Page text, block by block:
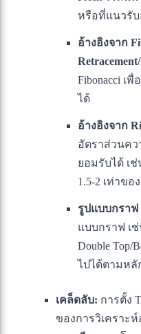
หรือที่แนวรับ
อ้างอิงจาก
Fibonacci เ
ได้
อ้างอิงจาก
อัตราส่วนค
ยอมรับได้ เ
1.5-2 เท่าขอ
รูปแบบกราฟ
แบบกราฟ เช่
Double Top/
ไปได้ตามหลั
เคล็ดลับ: การตั้ง
ของการวิเคราะ